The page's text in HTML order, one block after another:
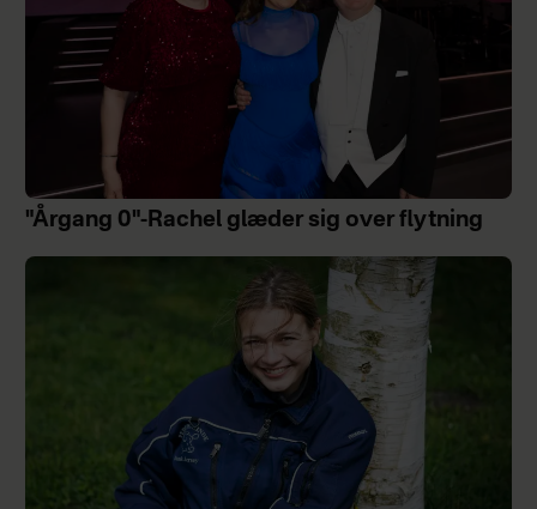
"Årgang 0"-Rachel glæder sig over flytning